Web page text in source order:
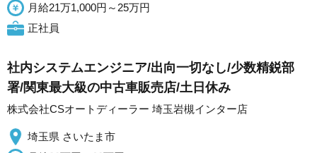
月給21万1,000円～25万円
正社員
社内システムエンジニア/出向一切なし/少数精鋭部
署/関東最大級の中古車販売店/土日休み
株式会社CSオートディーラー 埼玉岩槻インター店
埼玉県 さいたま市